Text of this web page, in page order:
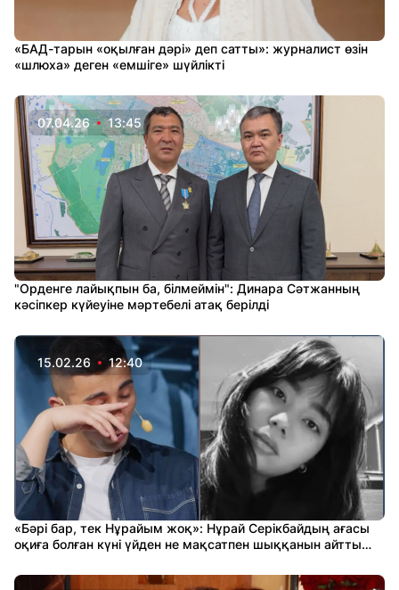
«БАД-тарын «оқылған дәрі» деп сатты»: журналист өзін
«шлюха» деген «емшіге» шүйлікті
07.04.26 13:45
"Орденге лайықпын ба, білмеймін": Динара Сәтжанның
кәсіпкер күйеуіне мәртебелі атақ берілді
15.02.26 12:40
«Бәрі бар, тек Нұрайым жоқ»: Нұрай Серікбайдың ағасы
оқиға болған күні үйден не мақсатпен шыққанын айтты